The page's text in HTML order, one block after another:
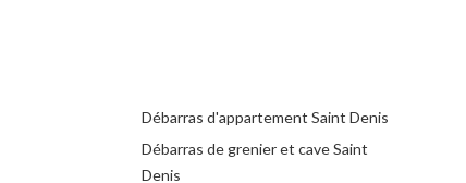
Débarras d'appartement Saint Denis
Débarras de grenier et cave Saint
Denis